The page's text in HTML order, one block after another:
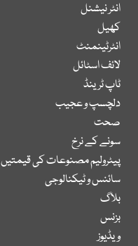
انٹر نیشنل
کھیل
انٹرٹینمنٹ
لائف اسٹائل
ٹاپ ٹرینڈ
دلچسپ و عجیب
صحت
سونے کے نرخ
پیٹرولیم مصنوعات کی قیمتیں
سائنس و ٹیکنالوجی
بلاگ
بزنس
ویڈیوز